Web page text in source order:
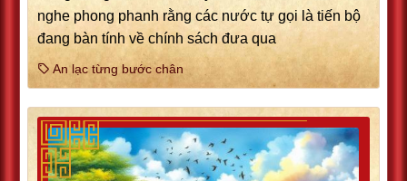
nghe phong phanh rằng các nước tự gọi là tiến bộ
đang bàn tính về chính sách đưa qua
An lạc từng bước chân